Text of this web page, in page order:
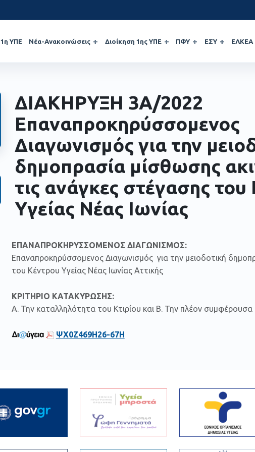
1η ΥΠΕ Νέα-Ανακοινώσεις Διοίκηση 1ης ΥΠΕ ΠΦΥ ΕΣΥ ΕΛΚΕΑ
ΔΙΑΚΗΡΥΞΗ 3Α/2022
Επαναπροκηρύσσομενος
Διαγωνισμός για την
δημοπρασία μίσθωσης
τις ανάγκες στέγασης
Υγείας Νέας Ιωνίας
ΕΠΑΝΑΠΡΟΚΗΡΥΣΣΟΜΕΝΟΣ ΔΙΑΓΩΝΙΣΜΟΣ:
Επαναπροκηρύσσομενος Διαγωνισμός για την μειοδοτική
του Κέντρου Υγείας Νέας Ιωνίας Αττικής
ΚΡΙΤΗΡΙΟ ΚΑΤΑΚΥΡΩΣΗΣ:
Α. Την καταλληλότητα του Κτιρίου και Β. Την πλέον
ΨΧ0Ζ469Η26-67Η